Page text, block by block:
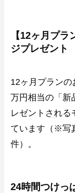
【12ヶ月プ
ジプレゼント
12ヶ月プラン
万円相当の「新
レゼントされる
ています（※写
件）。
24時間つけっ